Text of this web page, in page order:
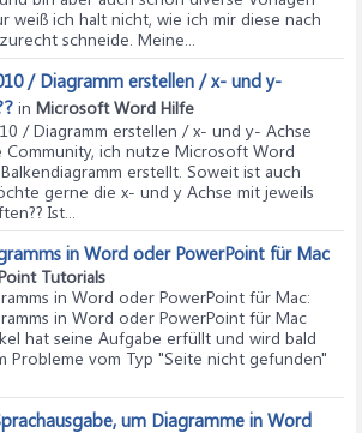
weiß ich halt nicht, wie ich mir diese nach
schneide. Meine...
/ Diagramm erstellen / x- und y-
in Microsoft Word Hilfe
/ Diagramm erstellen / x- und y- Achse
Community, ich nutze Microsoft Word
erstellt. Soweit ist auch
gerne die x- und y Achse mit jeweils
Ist...
in Word oder PowerPoint für Mac
Tutorials
in Word oder PowerPoint für Mac:
in Word oder PowerPoint für Mac
hat seine Aufgabe erfüllt und wird bald
Probleme vom Typ "Seite nicht gefunden"
um Diagramme in Word